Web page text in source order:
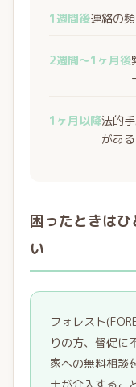
1週間後連絡の
2週間〜1ヶ月後
1ヶ月以降法的
がある
困ったときは
い
フォレスト
りの方、督促に
家への無料相談